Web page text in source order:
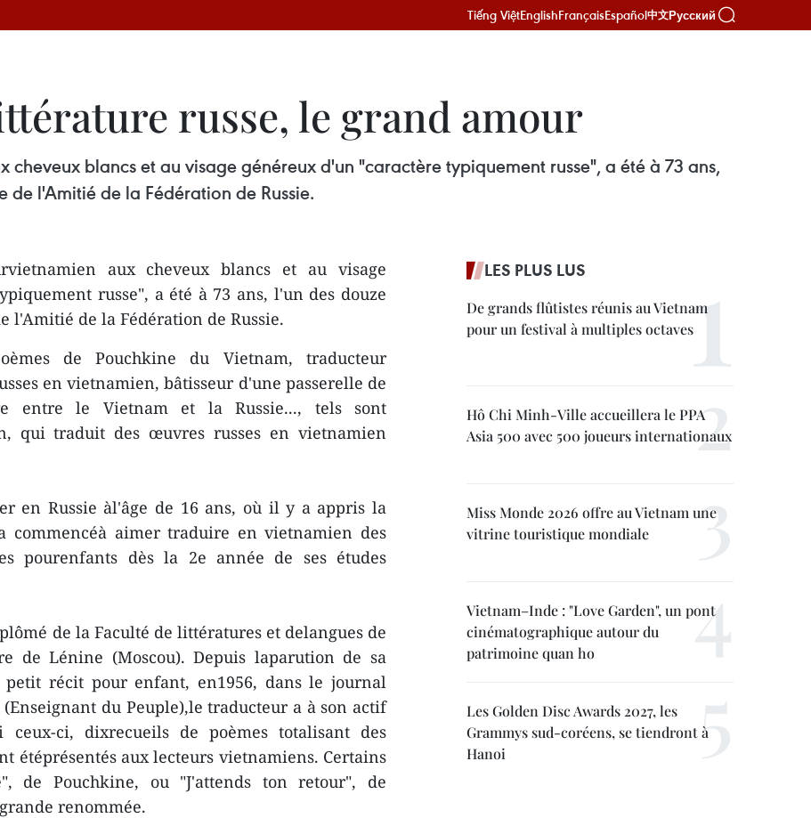
Tiếng ViệtEnglishFrançaisEspañol中文Русский
russe, le grand amour
cheveux blancs et au visage généreux d'un "caractère typiquement russe", a été à 73 ans,
l'Amitié de la Fédération de Russie.
aux cheveux blancs et au visage
russe", a été à 73 ans, l'un des douze
l'Amitié de la Fédération de Russie.
de Pouchkine du Vietnam, traducteur
en vietnamien, bâtisseur d'une passerelle de
entre le Vietnam et la Russie..., tels sont
qui traduit des œuvres russes en vietnamien
en Russie àl'âge de 16 ans, où il y a appris la
commencéà aimer traduire en vietnamien des
pourenfants dès la 2e année de ses études
de la Faculté de littératures et delangues de
de Lénine (Moscou). Depuis laparution de sa
récit pour enfant, en1956, dans le journal
du Peuple),le traducteur a à son actif
ci, dixrecueils de poèmes totalisant des
étéprésentés aux lecteurs vietnamiens. Certains
de Pouchkine, ou "J'attends ton retour", de
renommée.
LES PLUS LUS
De grands flûtistes réunis au Vietnam
pour un festival à multiples octaves
Hô Chi Minh-Ville accueillera le PPA
Asia 500 avec 500 joueurs internationaux
Miss Monde 2026 offre au Vietnam une
vitrine touristique mondiale
Vietnam–Inde : "Love Garden", un pont
cinématographique autour du
patrimoine quan ho
Les Golden Disc Awards 2027, les
Grammys sud-coréens, se tiendront à
Hanoi